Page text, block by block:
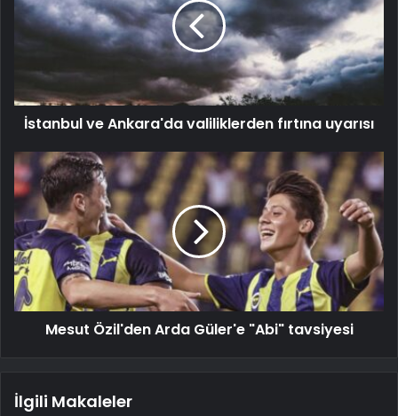
İstanbul ve Ankara'da valiliklerden fırtına uyarısı
Mesut Özil'den Arda Güler'e "Abi" tavsiyesi
İlgili Makaleler